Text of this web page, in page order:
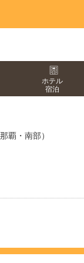
ホテル
宿泊
覇・南部）